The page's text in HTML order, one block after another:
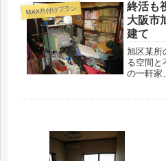
MAX片付けプラン
終活も
大阪市
建て
旭区某
る空間と
の一軒家